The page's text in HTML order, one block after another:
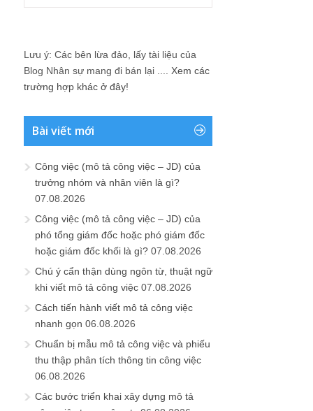
Lưu ý: Các bên lừa đảo, lấy tài liệu của
Blog Nhân sự mang đi bán lại .... Xem các
trường hợp khác ở đây!
Bài viết mới
Công việc (mô tả công việc – JD) của
trưởng nhóm và nhân viên là gì?
07.08.2026
Công việc (mô tả công việc – JD) của
phó tổng giám đốc hoặc phó giám đốc
hoặc giám đốc khối là gì? 07.08.2026
Chú ý cẩn thận dùng ngôn từ, thuật ngữ
khi viết mô tả công việc 07.08.2026
Cách tiến hành viết mô tả công việc
nhanh gọn 06.08.2026
Chuẩn bị mẫu mô tả công việc và phiếu
thu thập phân tích thông tin công việc
06.08.2026
Các bước triển khai xây dựng mô tả